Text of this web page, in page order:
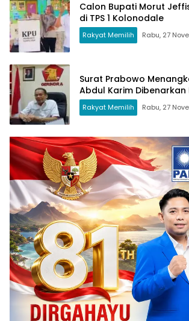
Calon Bupati Morut
di TPS 1 Kolonodale
Rakyat Memilih Rabu, 27
Surat Prabowo
Abdul Karim Dibenarkan
Rakyat Memilih Rabu, 27